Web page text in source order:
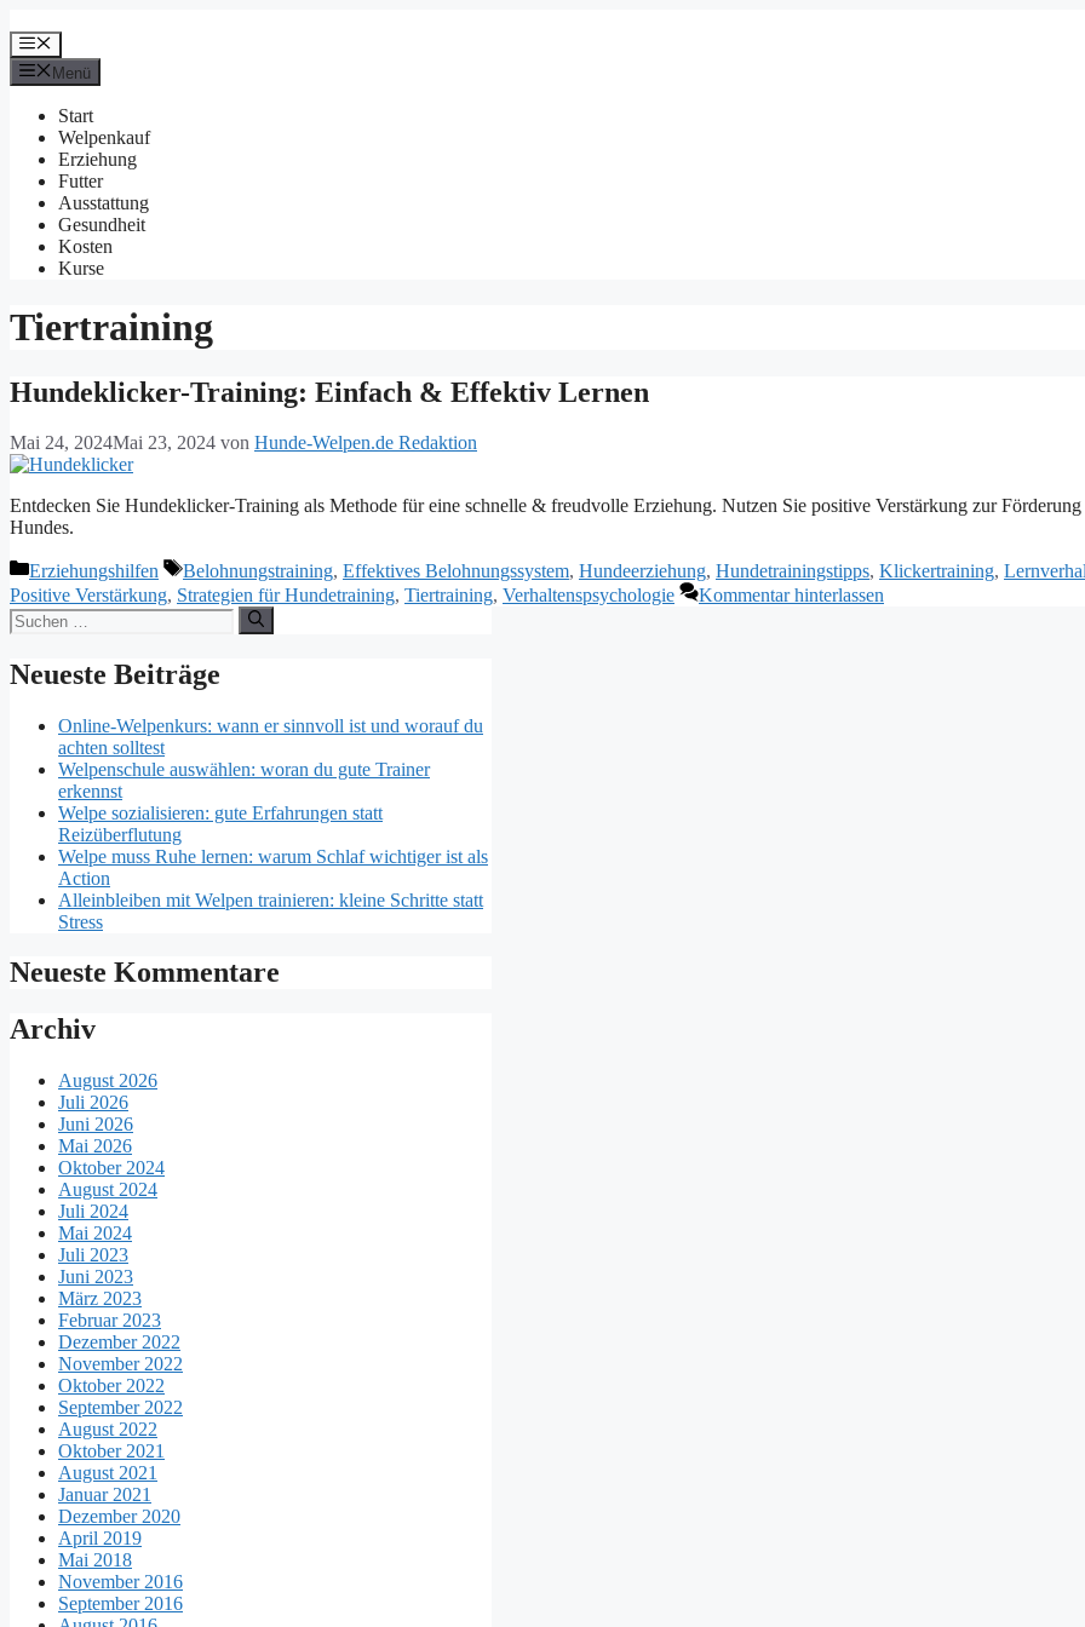
Inhalt
springen
Menü
Menü
Start
Welpenkauf
Erziehung
Futter
Ausstattung
Gesundheit
Kosten
Kurse
Tiertraining
Hundeklicker-Training: Einfach & Effektiv Lernen
Mai 24, 2024Mai 23, 2024 von Hunde-Welpen.de Redaktion
Entdecken Sie Hundeklicker-Training als Methode für eine schnelle & freudvolle Erziehung. Nutzen Sie positive Verstärkung zur Förderung
Hundes.
Kategorien
Erziehungshilfen Schlagwörter
Belohnungstraining, Effektives Belohnungssystem, Hundeerziehung, Hundetrainingstipps, Klickertraining,
Positive Verstärkung, Strategien für Hundetraining, Tiertraining, Verhaltenspsychologie
Kommentar hinterlassen
Suchen
nach:
Neueste Beiträge
Online-Welpenkurs: wann er sinnvoll ist und worauf du
achten solltest
Welpenschule auswählen: woran du gute Trainer
erkennst
Welpe sozialisieren: gute Erfahrungen statt
Reizüberflutung
Welpe muss Ruhe lernen: warum Schlaf wichtiger ist als
Action
Alleinbleiben mit Welpen trainieren: kleine Schritte statt
Stress
Neueste Kommentare
Archiv
August 2026
Juli 2026
Juni 2026
Mai 2026
Oktober 2024
August 2024
Juli 2024
Mai 2024
Juli 2023
Juni 2023
März 2023
Februar 2023
Dezember 2022
November 2022
Oktober 2022
September 2022
August 2022
Oktober 2021
August 2021
Januar 2021
Dezember 2020
April 2019
Mai 2018
November 2016
September 2016